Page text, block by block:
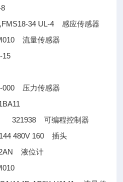
34 UL-4感应传感器
流量传感器
000 压力传感器
321938可编程控制器
480V 160插头
2AN液位计